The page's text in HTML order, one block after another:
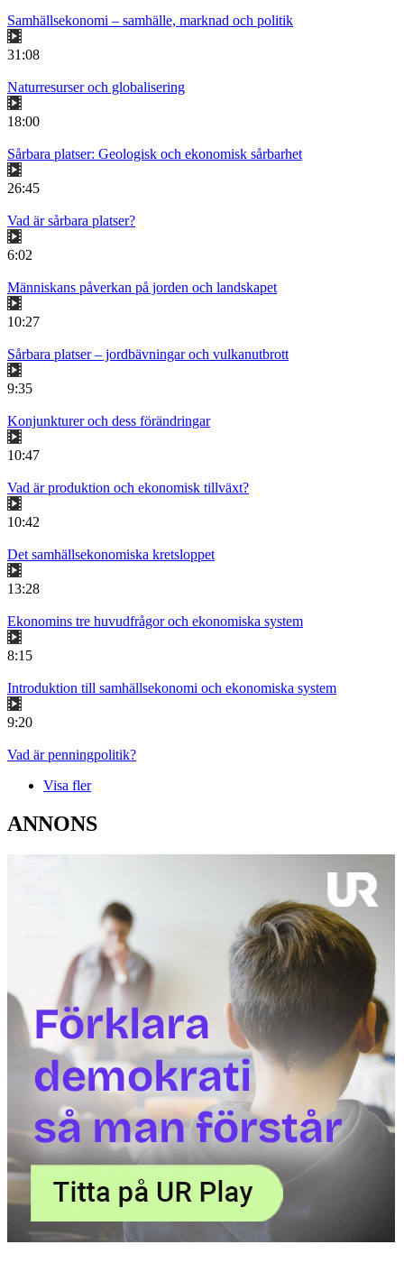
Samhällsekonomi – samhälle, marknad och politik
31:08
Naturresurser och globalisering
18:00
Sårbara platser: Geologisk och ekonomisk sårbarhet
26:45
Vad är sårbara platser?
6:02
Människans påverkan på jorden och landskapet
10:27
Sårbara platser – jordbävningar och vulkanutbrott
9:35
Konjunkturer och dess förändringar
10:47
Vad är produktion och ekonomisk tillväxt?
10:42
Det samhällsekonomiska kretsloppet
13:28
Ekonomins tre huvudfrågor och ekonomiska system
8:15
Introduktion till samhällsekonomi och ekonomiska system
9:20
Vad är penningpolitik?
Visa fler
ANNONS